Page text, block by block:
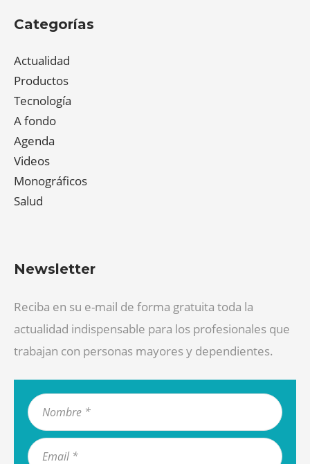
Categorías
Actualidad
Productos
Tecnología
A fondo
Agenda
Videos
Monográficos
Salud
Newsletter
Reciba en su e-mail de forma gratuita toda la
actualidad indispensable para los profesionales que
trabajan con personas mayores y dependientes.